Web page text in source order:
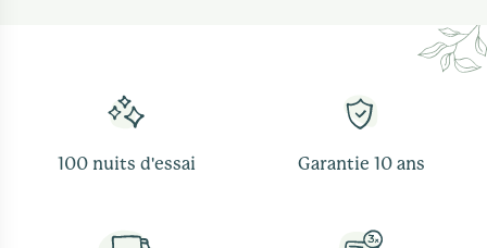
100 nuits d'essai Garantie 10 ans